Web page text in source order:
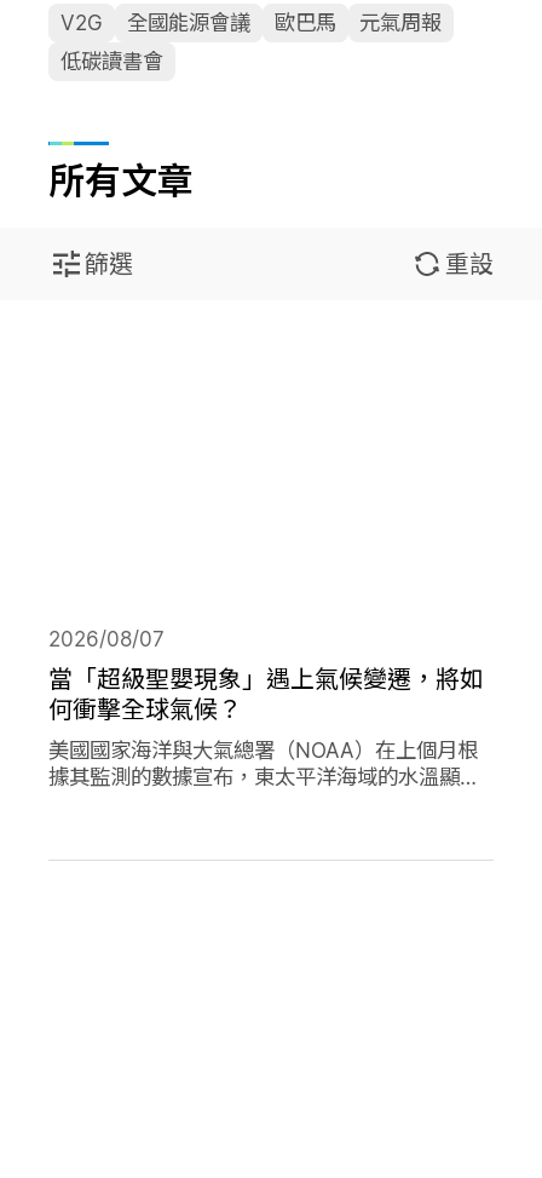
V2G 全國能源會議 歐巴馬
元氣周報
低碳讀書會
所有文章
篩選 重設
當「超級聖嬰現象」遇上氣候變遷，將如
何衝擊全球氣候？
2026/08/07
美國國家海洋與大氣總署（NOAA）在上個月根
據其監測的數據宣布，東太平洋海域的水溫顯著
來更高水溫的「超級聖嬰現象」，屆時有可能打